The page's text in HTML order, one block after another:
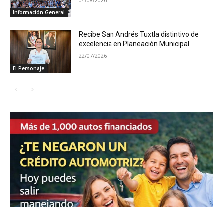
Información General
El Personaje
Recibe San Andrés Tuxtla distintivo de
excelencia en Planeación Municipal
22/07/2026